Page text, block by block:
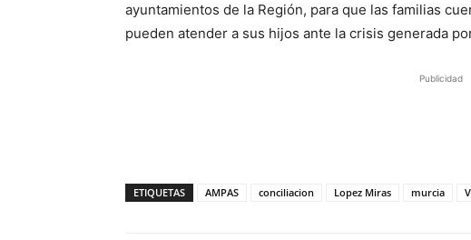
ayuntamientos de la Región, para que las familias
pueden atender a sus hijos ante la crisis generada
Publicidad
ETIQUETAS AMPAS conciliacion Lopez Miras murcia